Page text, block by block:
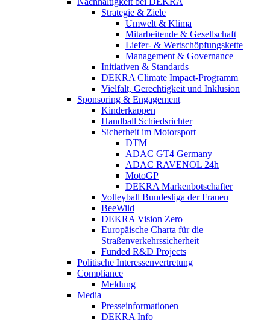
Strategie & Ziele
Umwelt & Klima
Mitarbeitende & Gesellschaft
Liefer- & Wertschöpfungskette
Management & Governance
Initiativen & Standards
DEKRA Climate Impact-Programm
Vielfalt, Gerechtigkeit und Inklusion​
Sponsoring & Engagement
Kinderkappen
Handball Schiedsrichter
Sicherheit im Motorsport
DTM
ADAC GT4 Germany
ADAC RAVENOL 24h
MotoGP
DEKRA Markenbotschafter
Volleyball Bundesliga der Frauen
BeeWild
DEKRA Vision Zero
Europäische Charta für die
Straßenverkehrssicherheit
Funded R&D Projects
Politische Interessenvertretung
Compliance
Meldung
Media
Presseinformationen
DEKRA Info